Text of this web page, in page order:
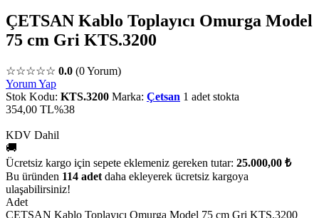
ÇETSAN Kablo Toplayıcı Omurga Model
75 cm Gri KTS.3200
☆☆☆☆☆ 0.0 (0 Yorum)
Yorum Yap
Stok Kodu: KTS.3200 Marka: Çetsan 1 adet stokta
354,00 TL%38
KDV Dahil
🚚
Ücretsiz kargo için sepete eklemeniz gereken tutar: 25.000,00 ₺
Bu üründen 114 adet daha ekleyerek ücretsiz kargoya
ulaşabilirsiniz!
Adet
ÇETSAN Kablo Toplayıcı Omurga Model 75 cm Gri KTS.3200